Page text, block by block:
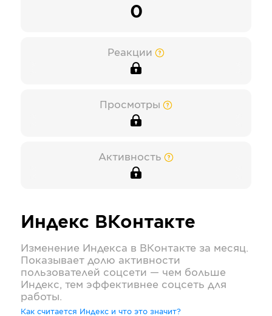
0
Реакции
Просмотры
Активность
Индекс ВКонтакте
Изменение Индекса в ВКонтакте за месяц.
Показывает долю активности
пользователей соцсети — чем больше
Индекс, тем эффективнее соцсеть для
работы.
Как считается Индекс и что это значит?